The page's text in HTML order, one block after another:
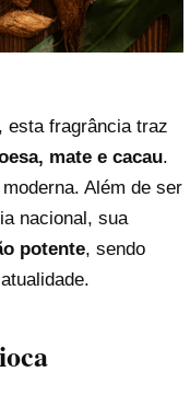
esta fragrância traz
mate e cacau.
Além de ser
nacional, sua
potente, sendo